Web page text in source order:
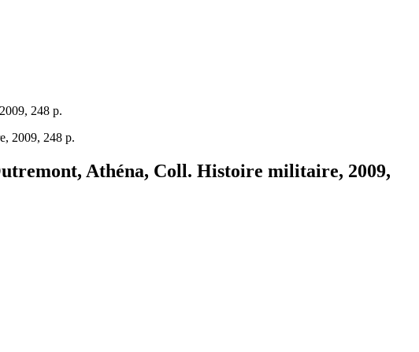
248 p.
Athéna, Coll. Histoire militaire, 2009,